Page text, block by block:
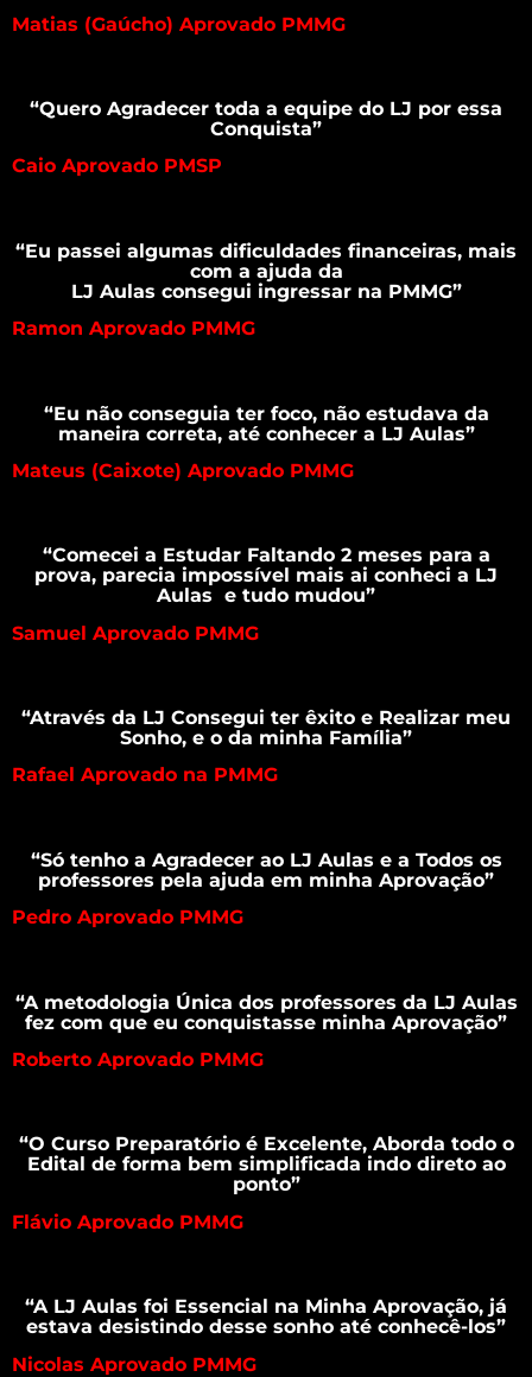
Matias (Gaúcho) Aprovado PMMG
“Quero Agradecer toda a equipe do LJ por essa
Conquista”
Caio Aprovado PMSP
“Eu passei algumas dificuldades financeiras, mais
com a ajuda da
LJ Aulas consegui ingressar na PMMG”
Ramon Aprovado PMMG
“Eu não conseguia ter foco, não estudava da
maneira correta, até conhecer a LJ Aulas”
Mateus (Caixote) Aprovado PMMG
“Comecei a Estudar Faltando 2 meses para a
prova, parecia impossível mais ai conheci a LJ
Aulas e tudo mudou”
Samuel Aprovado PMMG
“Através da LJ Consegui ter êxito e Realizar meu
Sonho, e o da minha Família”
Rafael Aprovado na PMMG
“Só tenho a Agradecer ao LJ Aulas e a Todos os
professores pela ajuda em minha Aprovação”
Pedro Aprovado PMMG
“A metodologia Única dos professores da LJ Aulas
fez com que eu conquistasse minha Aprovação”
Roberto Aprovado PMMG
“O Curso Preparatório é Excelente, Aborda todo o
Edital de forma bem simplificada indo direto ao
ponto”
Flávio Aprovado PMMG
“A LJ Aulas foi Essencial na Minha Aprovação, já
estava desistindo desse sonho até conhecê-los”
Nicolas Aprovado PMMG